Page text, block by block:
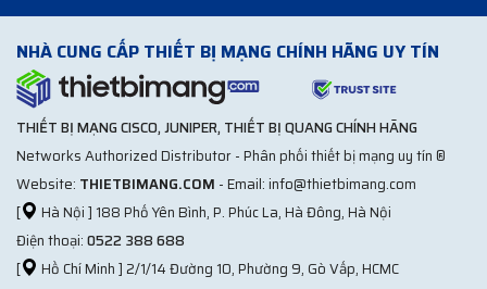
NHÀ CUNG CẤP THIẾT BỊ MẠNG CHÍNH HÃNG UY TÍN
THIẾT BỊ MẠNG CISCO, JUNIPER, THIẾT BỊ QUANG CHÍNH HÃNG
Networks Authorized Distributor - Phân phối thiết bị mạng uy tín ®
Website: THIETBIMANG.COM - Email: info@thietbimang.com
[
Hà Nội ] 188 Phố Yên Bình, P. Phúc La, Hà Đông, Hà Nội
Điện thoại:0522 388 688
[
Hồ Chí Minh ] 2/1/14 Đường 10, Phường 9, Gò Vấp, HCMC